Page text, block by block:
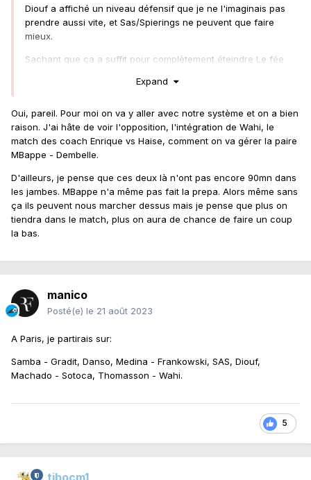
Diouf a affiché un niveau défensif que je ne l'imaginais pas
prendre aussi vite, et Sas/Spierings ne peuvent que faire
mieux.
Sachant que ça a suffit pour complètement éteindre Le fée
pourquoi ne feraient ils pas encore mieux face a Ugarte,
J'ai du mal a voir l'intérêt d'un changement de système
maintenant, alors qu'on commence juste à prendre notre
dimension...
Expand
Oui, pareil. Pour moi on va y aller avec notre système et on a bien
raison. J'ai hâte de voir l'opposition, l'intégration de Wahi, le
match des coach Enrique vs Haise, comment on va gérer la paire
MBappe - Dembelle.
D'ailleurs, je pense que ces deux là n'ont pas encore 90mn dans
les jambes. MBappe n'a même pas fait la prepa. Alors même sans
ça ils peuvent nous marcher dessus mais je pense que plus on
tiendra dans le match, plus on aura de chance de faire un coup
la bas.
manico
Posté(e) le 21 août 2023
A Paris, je partirais sur:
Samba - Gradit, Danso, Medina - Frankowski, SAS, Diouf,
Machado - Sotoca, Thomasson - Wahi.
5